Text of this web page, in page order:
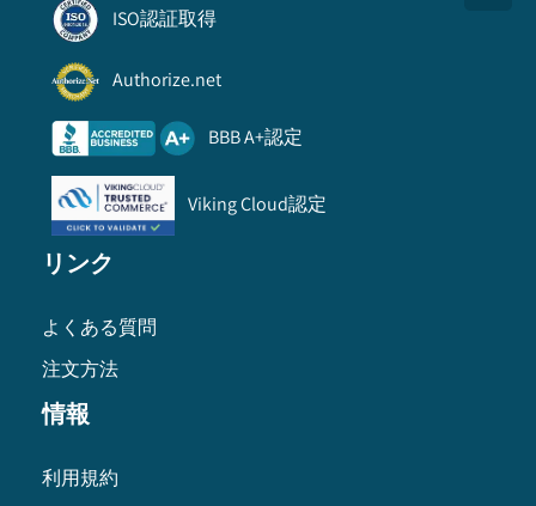
ISO認証取得
Authorize.net
BBB A+認定
Viking Cloud認定
リンク
よくある質問
注文方法
情報
利用規約